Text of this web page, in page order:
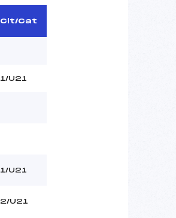
Clt/Cat
1/U21
1/U21
2/U21